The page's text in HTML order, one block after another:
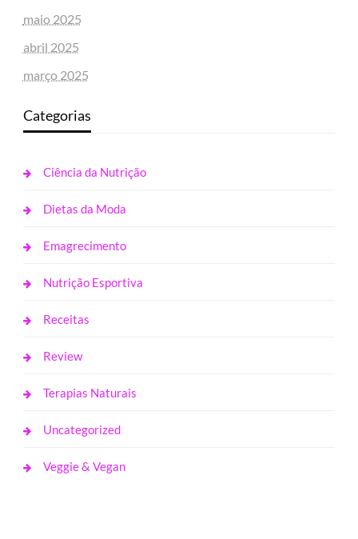
maio 2025
abril 2025
março 2025
Categorias
Ciência da Nutrição
Dietas da Moda
Emagrecimento
Nutrição Esportiva
Receitas
Review
Terapias Naturais
Uncategorized
Veggie & Vegan